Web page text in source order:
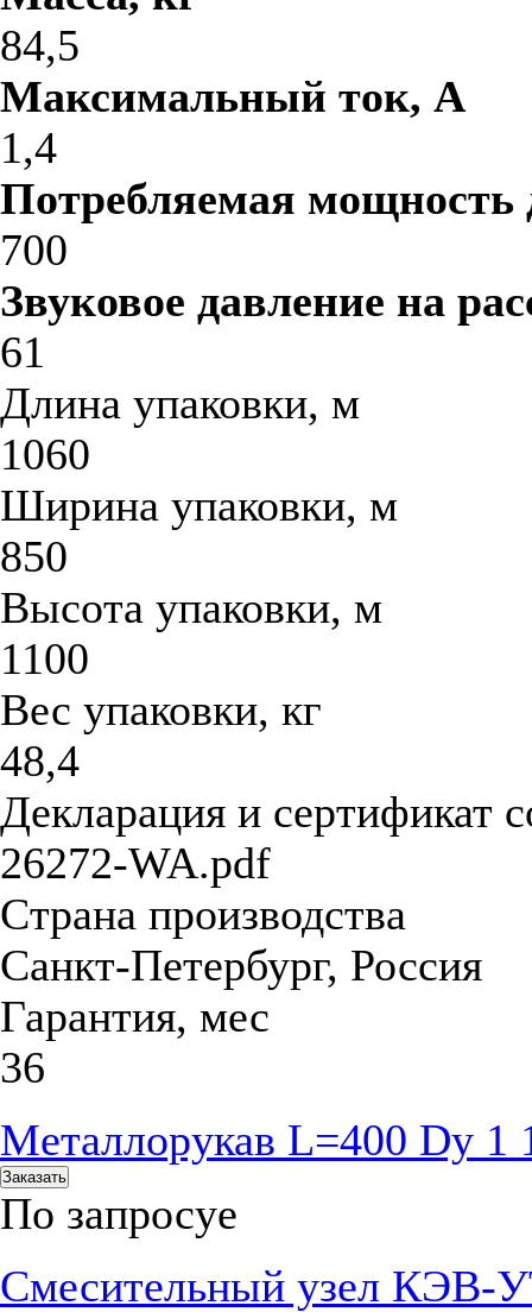
84,5
Максимальный ток, A
1,4
Потребляемая мощность
700
Звуковое давление на
61
Длина упаковки, м
1060
Ширина упаковки, м
850
Высота упаковки, м
1100
Вес упаковки, кг
48,4
Декларация и сертификат
26272-WA.pdf
Страна производства
Санкт-Петербург, Россия
Гарантия, мес
36
Металлорукав L=400 Dy 1
Заказать
По запросуе
Смесительный узел КЭВ-